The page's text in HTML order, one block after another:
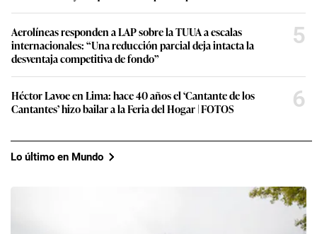
Aerolíneas responden a LAP sobre la TUUA a escalas
internacionales: “Una reducción parcial deja intacta la
desventaja competitiva de fondo”
5
Héctor Lavoe en Lima: hace 40 años el ‘Cantante de los
Cantantes’ hizo bailar a la Feria del Hogar | FOTOS
6
Lo último en Mundo